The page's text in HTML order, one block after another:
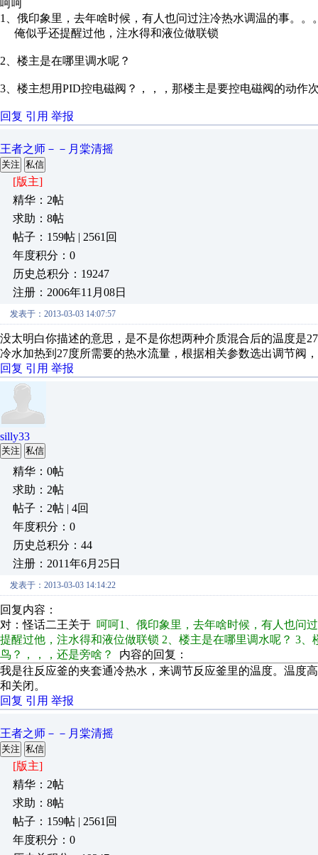
呵呵
1、俄印象里，去年啥时候，有人也问过注冷热水调温的事。。
俺似乎还提醒过他，注水得和液位做联锁
2、楼主是在哪里调水呢？
3、楼主想用PID控电磁阀？，，，那楼主是要控电磁阀的动作
回复 引用 举报
王者之师－－月棠清摇
关注 私信
[版主]
精华：2帖
求助：8帖
帖子：159帖 | 2561回
年度积分：0
历史总积分：19247
注册：2006年11月08日
发表于：2013-03-03 14:07:57
没太明白你描述的意思，是不是你想两种介质混合后的温度是
冷水加热到27度所需要的热水流量，根据相关参数选出调节阀
回复 引用 举报
silly33
关注 私信
精华：0帖
求助：2帖
帖子：2帖 | 4回
年度积分：0
历史总积分：44
注册：2011年6月25日
发表于：2013-03-03 14:14:22
回复内容：
对：怪话二王关于 呵呵1、俄印象里，去年啥时候，有人也
提醒过他，注水得和液位做联锁 2、楼主是在哪里调水呢？ 3
鸟？，，，还是旁啥？ 内容的回复：
我是往反应釜的夹套通冷热水，来调节反应釜里的温度。温度
和关闭。
回复 引用 举报
王者之师－－月棠清摇
关注 私信
[版主]
精华：2帖
求助：8帖
帖子：159帖 | 2561回
年度积分：0